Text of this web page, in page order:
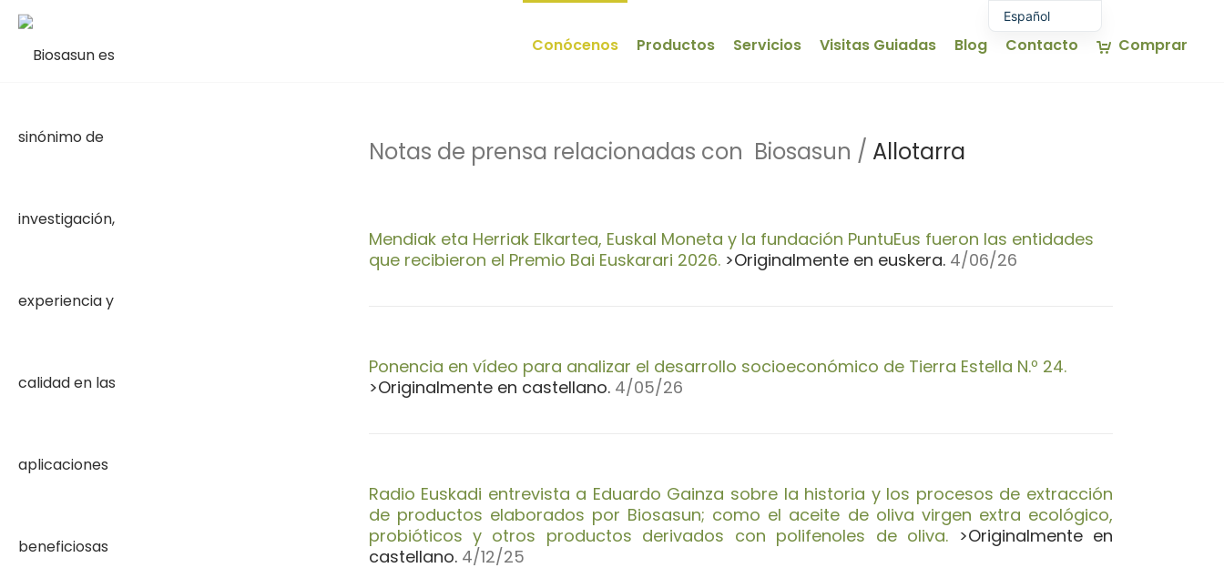
Conócenos Productos Servicios Visitas Guiadas Blog Contacto Comprar
Notas de prensa relacionadas con Biosasun / Allotarra
Mendiak eta Herriak Elkartea, Euskal Moneta y la fundación PuntuEus fueron las entidades
que recibieron el Premio Bai Euskarari 2026.>Originalmente en euskera.4/06/26
Ponencia en vídeo para analizar el desarrollo socioeconómico de Tierra Estella N.º 24.
>Originalmente en castellano.4/05/26
Radio Euskadi entrevista a Eduardo Gainza sobre la historia y los procesos de extracción
de productos elaborados por Biosasun; como el aceite de oliva virgen extra ecológico,
probióticos y otros productos derivados con polifenoles de oliva. >Originalmente en
castellano.4/12/25
Español
Euskara